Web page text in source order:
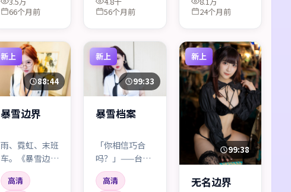
66个月前
56个月前
24个月前
新上
88:44
暴雪边界
雨、霓虹、末班
车。《暴雪边
界》用很东亚的
城市肌理做背
高清
新上
99:33
暴雪档案
「你相信巧合
吗？」——台词
像钉子一样钉进
剧情。英国语境
高清
新上
99:38
无名边界